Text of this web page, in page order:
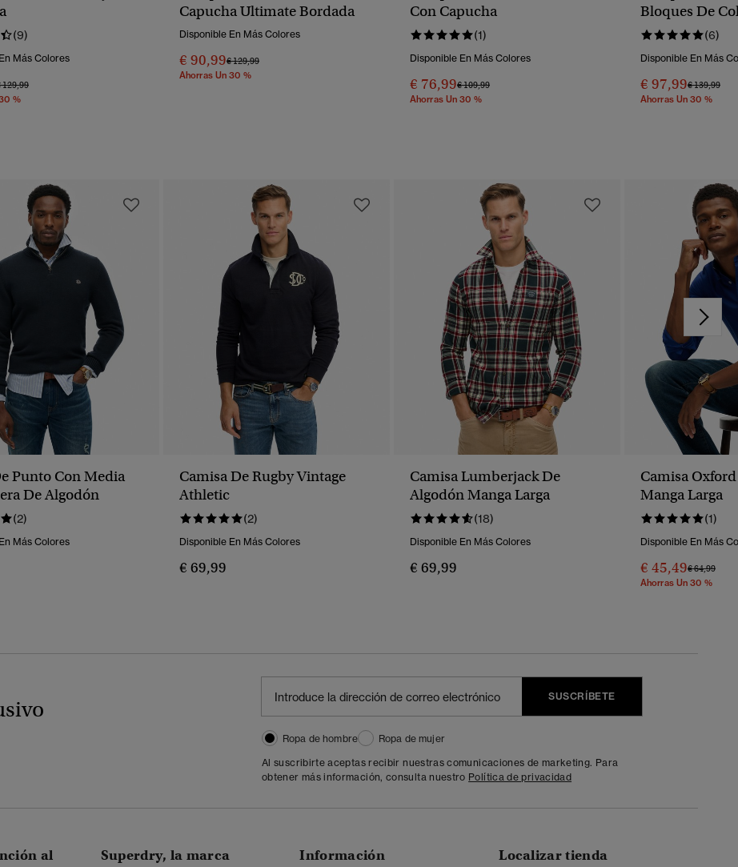
(9)
Más Colores
Rebajado De
129,99A
%
Capucha Ultimate Bordada
Disponible En Más Colores
€ 90,99Precio Rebajado De
€ 129,99A
Ahorras Un 30 %
Con Capucha
(1)
Disponible En Más Colores
€ 76,99Precio Rebajado De
€ 109,99A
Ahorras Un 30 %
Bloques De
(6)
Disponible En Más
€ 97,99Precio
€ 139,99A
Ahorras Un 30 %
Punto Con Media
De Algodón
(2)
Más Colores
Camisa De Rugby Vintage
Athletic
(2)
Disponible En Más Colores
€ 69,99
Camisa Lumberjack De
Algodón Manga Larga
(18)
Disponible En Más Colores
€ 69,99
Camisa
Manga Larga
(1)
Disponible En Más
€ 45,49Precio
€ 64,99A
Ahorras Un 30 %
SUSCRÍBETE
Ropa de hombre
Ropa de mujer
Al suscribirte aceptas recibir nuestras comunicaciones de marketing. Para
obtener más información, consulta nuestro Política de privacidad
al
Superdry, la marca Información Localizar tienda